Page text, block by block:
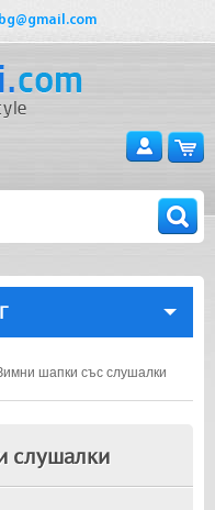
шапки със слушалки
слушалки